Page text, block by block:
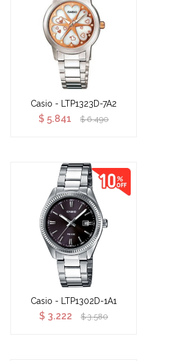
Casio - LTP1323D-7A2
$ 5.841 $ 6.490
Casio - LTP1302D-1A1
$ 3.222 $ 3.580